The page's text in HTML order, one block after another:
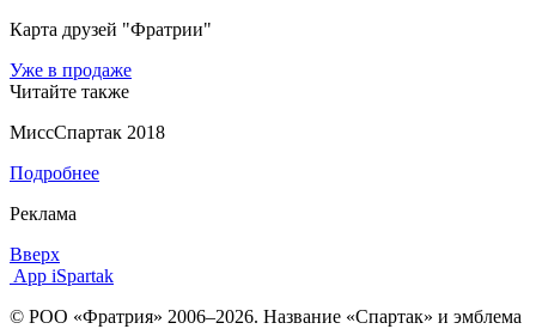
Карта друзей "Фратрии"
Уже в продаже
Читайте также
МиссСпартак 2018
Подробнее
Реклама
Вверх
App iSpartak
© РОО «Фратрия» 2006–2026. Название «Спартак» и эмблема